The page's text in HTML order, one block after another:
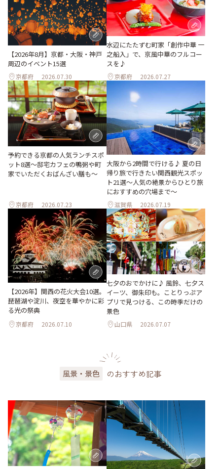
【2026年8月】京都・大阪・神戸
周辺のイベント15選
京都府 2026.07.30
水辺にたたずむ町家「創作中華 一
之船入」で、京風中華のフルコー
スを♪
京都府 2026.07.27
予約できる京都の人気ランチスポ
ット8選～邸宅カフェの鴨粥や町
家でいただくおばんざい膳も～
京都府 2026.07.23
大阪から2時間で行ける♪ 夏の日
帰り旅で行きたい関西観光スポッ
ト21選～人気の絶景からひとり旅
におすすめの穴場まで～
滋賀県 2026.07.19
【2026年】関西の花火大会10選。
琵琶湖や淀川、夜空を華やかに彩
る光の祭典
京都府 2026.07.10
七夕のおでかけに♪ 風鈴、七夕ス
イーツ、御朱印も。ことりっぷア
プリで見つける、この時季だけの
景色
山口県 2026.07.07
風景・景色 のおすすめ記事